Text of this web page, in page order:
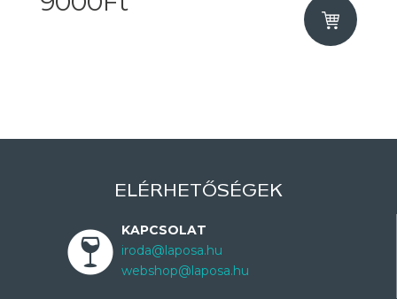
ELÉRHETŐSÉGEK
KAPCSOLAT
iroda@laposa.hu
webshop@laposa.hu